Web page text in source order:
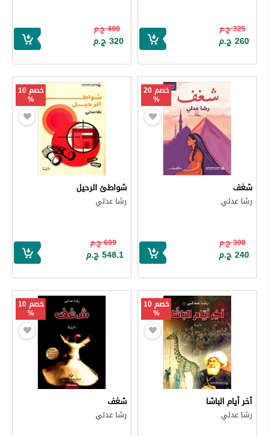
325 ج.م
260 ج.م
400 ج.م
320 ج.م
خصم 20
%
شغف
رشا عدلي
300 ج.م
240 ج.م
خصم 10
%
شواطئ الرحيل
رشا عدلي
609 ج.م
548.1 ج.م
خصم 10
%
آخر أيام الباشا
رشا عدلي
خصم 10
%
شغف
رشا عدلي